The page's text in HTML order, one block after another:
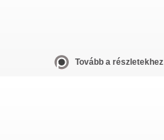
Tovább a részletekhez